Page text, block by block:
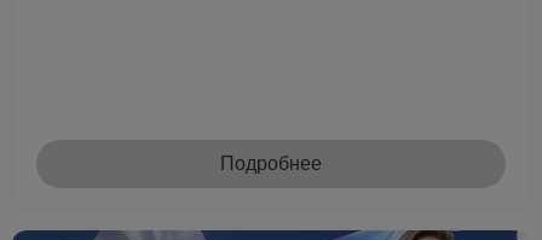
Подробнее